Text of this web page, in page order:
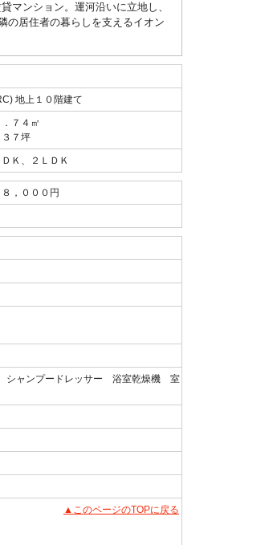
マンション。運河沿いに立地し、
の居住者の暮らしを支えるイオン
地上１０階建て
７４㎡
３７坪
Ｋ、２ＬＤＫ
，０００円
シャンプードレッサー 浴室乾燥機 室
▲このページのTOPに戻る